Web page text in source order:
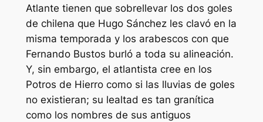
Atlante tienen que sobrellevar los dos goles
de chilena que Hugo Sánchez les clavó en la
misma temporada y los arabescos con que
Fernando Bustos burló a toda su alineación.
Y, sin embargo, el atlantista cree en los
Potros de Hierro como si las lluvias de goles
no existieran; su lealtad es tan granítica
como los nombres de sus antiguos